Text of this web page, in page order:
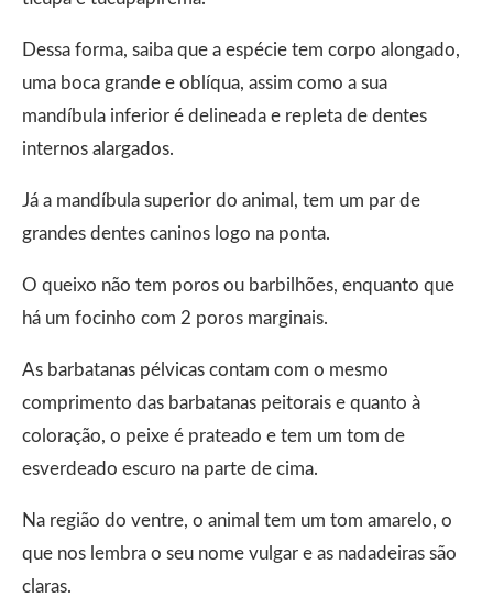
Dessa forma, saiba que a espécie tem corpo alongado,
uma boca grande e oblíqua, assim como a sua
mandíbula inferior é delineada e repleta de dentes
internos alargados.
Já a mandíbula superior do animal, tem um par de
grandes dentes caninos logo na ponta.
O queixo não tem poros ou barbilhões, enquanto que
há um focinho com 2 poros marginais.
As barbatanas pélvicas contam com o mesmo
comprimento das barbatanas peitorais e quanto à
coloração, o peixe é prateado e tem um tom de
esverdeado escuro na parte de cima.
Na região do ventre, o animal tem um tom amarelo, o
que nos lembra o seu nome vulgar e as nadadeiras são
claras.